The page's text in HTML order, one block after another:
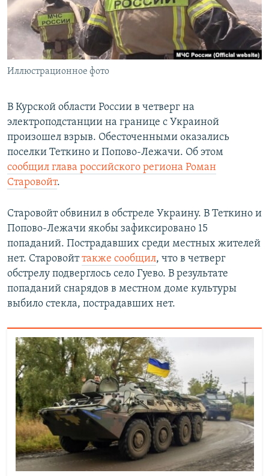
ПОБЕДИТЕЛЕЙ НЕ СУДЯТ?
КРЫМ.НЕПОКОРЕННЫЙ
ELIFBE
УКРАИНСКАЯ ПРОБЛЕМА КРЫМА
ПРИСОЕДИНЯЙТЕСЬ!
Иллюстрационное фото
В Курской области России в четверг на
электроподстанции на границе с Украиной
произошел взрыв. Обесточенными оказались
поселки Теткино и Попово-Лежачи. Об этом
сообщил глава российского региона Роман
Старовойт.
Старовойт обвинил в обстреле Украину. В Теткино и
Попово-Лежачи якобы зафиксировано 15
попаданий. Пострадавших среди местных жителей
нет. Старовойттакже сообщил, что в четверг
обстрелу подверглось село Гуево. В результате
попаданий снарядов в местном доме культуры
выбило стекла, пострадавших нет.